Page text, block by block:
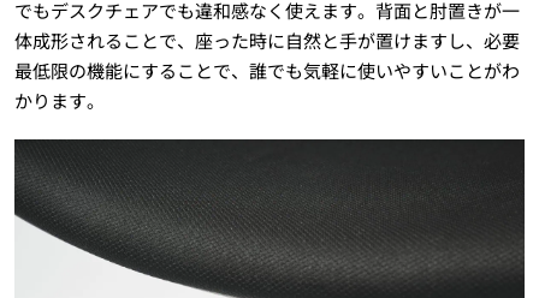
でもデスクチェアでも違和感なく使えます。背面と肘置きが一
体成形されることで、座った時に自然と手が置けますし、必要
最低限の機能にすることで、誰でも気軽に使いやすいことがわ
かります。